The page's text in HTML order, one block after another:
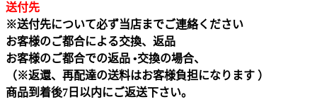
送付先
※送付先について必ず当店までご連絡ください
お客様のご都合による交換、返品
お客様のご都合での返品 •交換の場合、
（※返還、再配達の送料はお客様負担になります ）
商品到着後7日以内にご返送下さい。